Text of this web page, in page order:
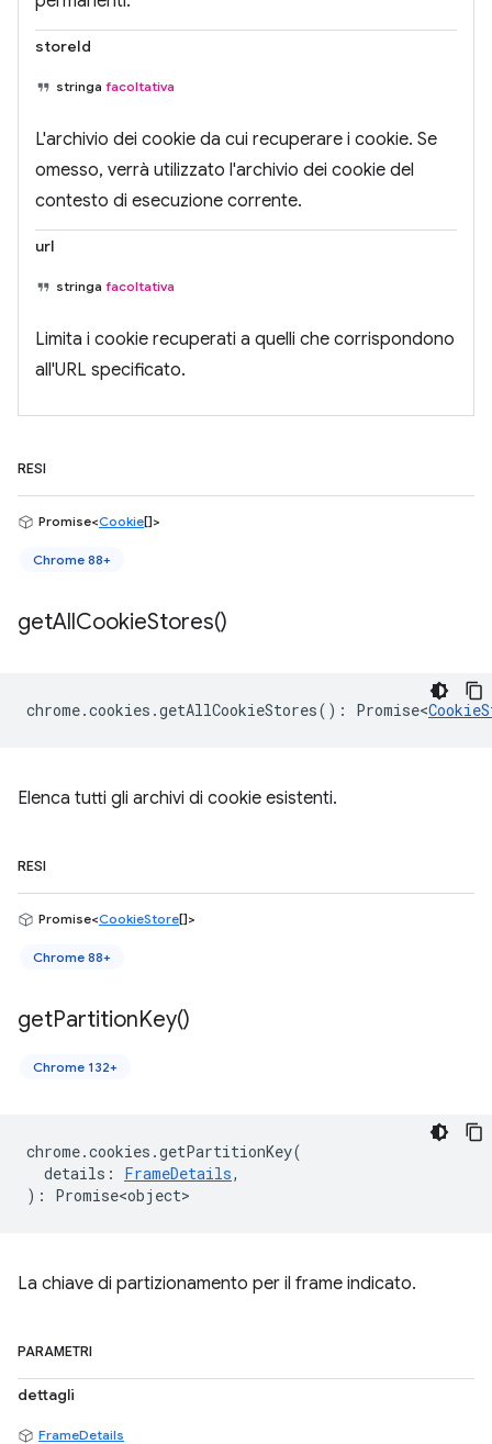
storeId
stringa facoltativa
L'archivio dei cookie da cui recuperare i cookie. Se
omesso, verrà utilizzato l'archivio dei cookie del
contesto di esecuzione corrente.
url
stringa facoltativa
Limita i cookie recuperati a quelli che corrispondono
all'URL specificato.
RESI
Promise<Cookie[]>
Chrome 88+
getAllCookieStores()
chrome.cookies .getAllCookieStores() : Promise<
Elenca tutti gli archivi di cookie esistenti.
RESI
Promise<CookieStore[]>
Chrome 88+
getPartitionKey()
Chrome 132+
chrome.cookies .getPartitionKey(
details : FrameDetails,
) : Promise<object>
La chiave di partizionamento per il frame indicato.
PARAMETRI
dettagli
FrameDetails